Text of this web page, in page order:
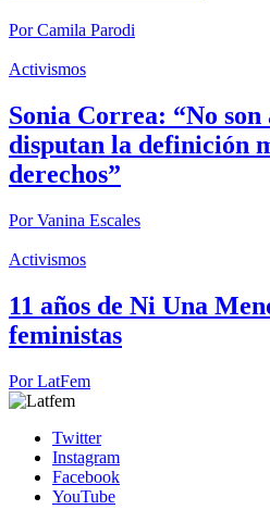
PorCamila Parodi
Activismos
Sonia Correa: “No son
disputan la definición
derechos”
PorVanina Escales
Activismos
11 años de Ni Una
feministas
PorLatFem
Twitter
Instagram
Facebook
YouTube